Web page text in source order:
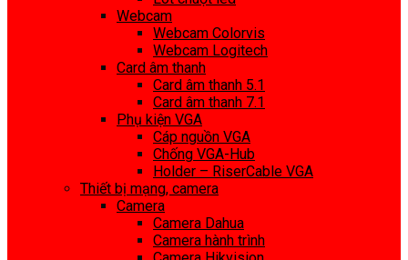
Webcam
Webcam Colorvis
Webcam Logitech
Card âm thanh
Card âm thanh 5.1
Card âm thanh 7.1
Phụ kiện VGA
Cáp nguồn VGA
Chống VGA-Hub
Holder – RiserCable VGA
Thiết bị mạng, camera
Camera
Camera Dahua
Camera hành trình